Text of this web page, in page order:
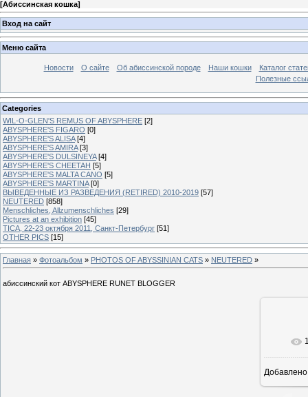
[Абиссинская кошка]
Вход на сайт
Меню сайта
Новости О сайте Об абиссинской породе Наши кошки
Каталог
Полезные
Categories
WIL-O-GLEN'S REMUS OF ABYSPHERE [2]
ABYSPHERE'S FIGARO [0]
ABYSPHERE'S ALISA [4]
ABYSPHERE'S AMIRA [3]
ABYSPHERE'S DULSINEYA [4]
ABYSPHERE'S CHEETAH [5]
ABYSPHERE'S MALTA CANO [5]
ABYSPHERE'S MARTINA [0]
ВЫВЕДЕННЫЕ ИЗ РАЗВЕДЕНИЯ (RETIRED) 2010-2019 [57]
NEUTERED [858]
Menschliches, Allzumenschliches [29]
Pictures at an exhibition [45]
TICA, 22-23 октября 2011, Санкт-Петербург [51]
OTHER PICS [15]
Главная » Фотоальбом » PHOTOS OF ABYSSINIAN CATS » NEUTERED »
абиссинский кот ABYSPHERE RUNET BLOGGER
В
Добавлено